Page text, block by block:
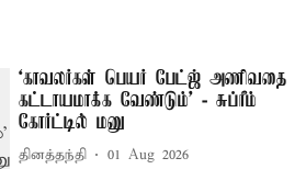
‘காவலர்கள் பெயர் பேட்ஜ் அணிவதை
கட்டாயமாக்க வேண்டும்’ - சுப்ரீம்
கோர்ட்டில் மனு
தினத்தந்தி 01 Aug 2026